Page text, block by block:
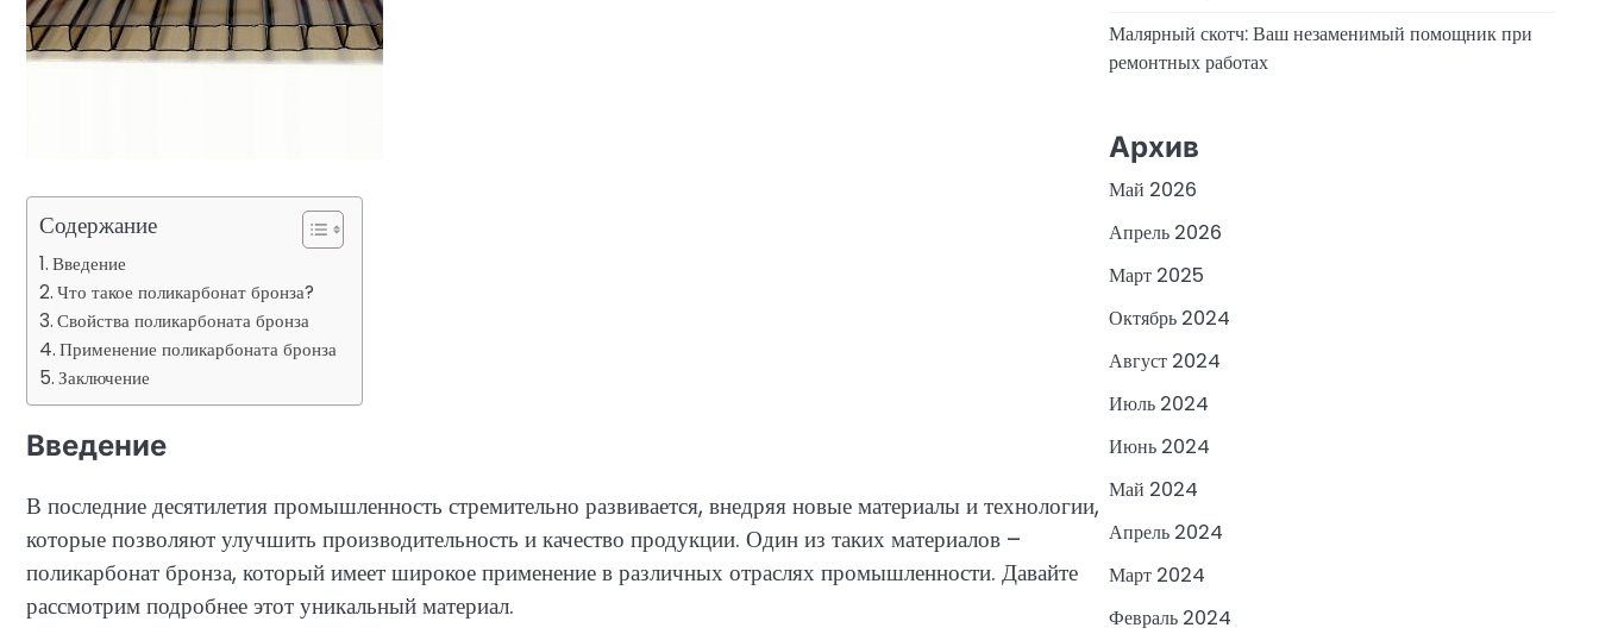
Содержание
Введение
Что такое поликарбонат бронза?
Свойства поликарбоната бронза
Применение поликарбоната бронза
Заключение
Введение
В последние десятилетия промышленность стремительно развивается, внедряя новые материалы и технологии,
которые позволяют улучшить производительность и качество продукции. Один из таких материалов –
поликарбонат бронза, который имеет широкое применение в различных отраслях промышленности. Давайте
рассмотрим подробнее этот уникальный материал.
Малярный скотч: Ваш незаменимый помощник при
ремонтных работах
Архив
Май 2026
Апрель 2026
Март 2025
Октябрь 2024
Август 2024
Июль 2024
Июнь 2024
Май 2024
Апрель 2024
Март 2024
Февраль 2024